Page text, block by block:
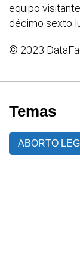
equipo
décimo sexto
© 2023
Temas
ABORTO